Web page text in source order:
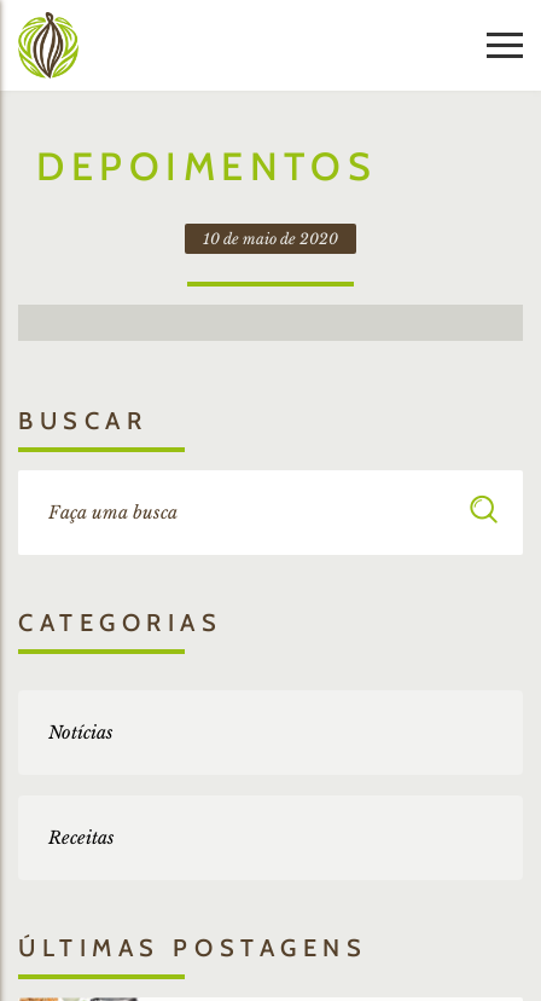
DEPOIMENTOS
10 de maio de 2020
BUSCAR
CATEGORIAS
Notícias
Receitas
ÚLTIMAS POSTAGENS